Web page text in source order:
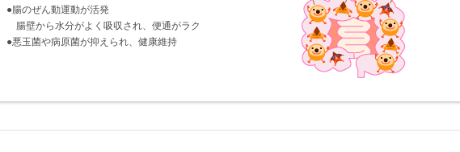
●腸のぜん動運動が活発
腸壁から水分がよく吸収され、便通がラク
●悪玉菌や病原菌が抑えられ、健康維持